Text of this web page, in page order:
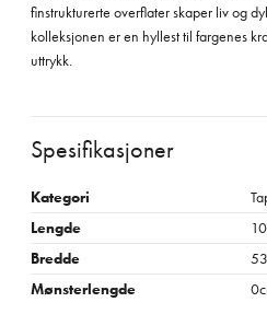
finstrukturerte overflater skaper liv og
kolleksjonen er en hyllest til fargenes
uttrykk.
Spesifikasjoner
Kategori
Lengde
Bredde
Mønsterlengde